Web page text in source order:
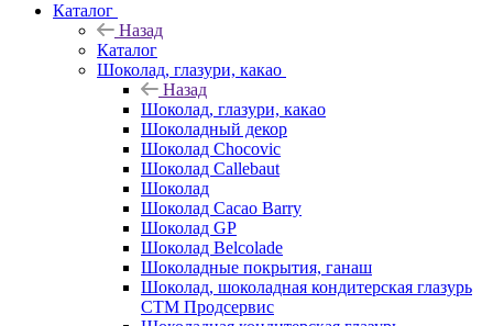
Каталог
Назад
Каталог
Шоколад, глазури, какао
Назад
Шоколад, глазури, какао
Шоколадный декор
Шоколад Chocovic
Шоколад Callebaut
Шоколад
Шоколад Cacao Barry
Шоколад GP
Шоколад Belcolade
Шоколадные покрытия, ганаш
Шоколад, шоколадная кондитерская глазурь
СТМ Продсервис